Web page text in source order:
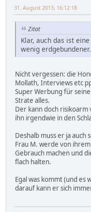
31. August 2013, 16:12:18
Zitat
Klar, auch das ist
wenig erdgebundener.
Nicht vergessen: die
Mollath, Interviews etc
Super Werbung für
Strate alles.
Der kann doch risikoarm
ihn irgendwie in den
Deshalb muss er ja auch
Frau M. werde von
Gebrauch machen und
flach halten.
Egal was kommt (und
darauf kann er sich